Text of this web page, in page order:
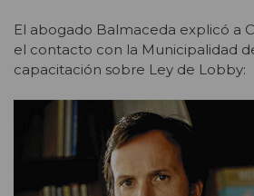
El abogado Balmaceda explicó a
el contacto con la Municipalidad
capacitación sobre Ley de Lobby: